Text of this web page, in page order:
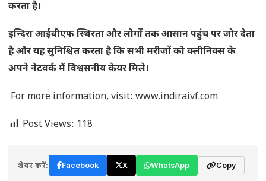
करताहै।
इन्दिराआईवीएफस्थिरताऔरलोगोंतकआसानपहुंचपरजोरदेता
हैऔरयहसुनिश्चितकरताहैकिसभीमरीजोंकोक्लीनिक्सके
अपनेनेटवर्कमेंविश्वसनीयकेयरमिले।
For more information, visit: www.indiraivf.com
Post Views: 118
शेयर करें: Facebook X WhatsApp Copy